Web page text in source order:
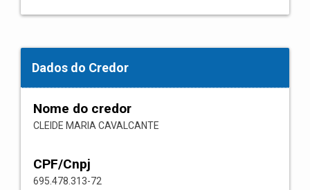
Dados do Credor
Nome do credor
CLEIDE MARIA CAVALCANTE
CPF/Cnpj
695.478.313-72